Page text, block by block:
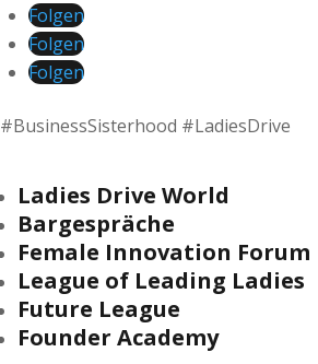
Folgen
Folgen
Folgen
#BusinessSisterhood #LadiesDrive
Ladies Drive World
Bargespräche
Female Innovation Forum
League of Leading Ladies
Future League
Founder Academy